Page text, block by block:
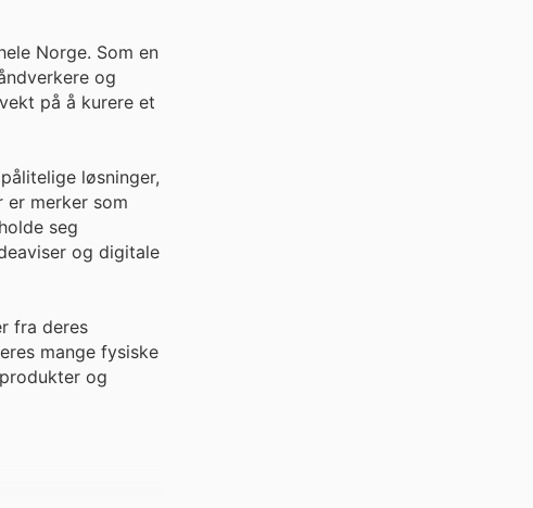
Norge. Som en
og
på å kurere et
løsninger,
merker som
seg
og digitale
fra deres
mange fysiske
og